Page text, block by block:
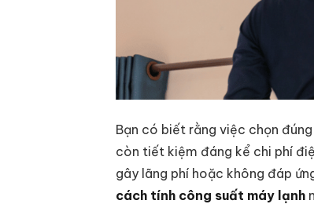
Bạn có biết rằng việc chọn
còn tiết kiệm đáng kể chi phí
gây lãng phí hoặc không đáp
cách tính công suất máy lạnh